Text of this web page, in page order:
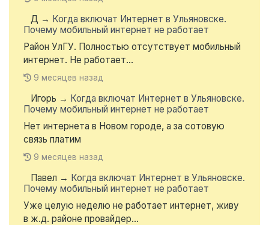
Д → Когда включат Интернет в Ульяновске.
Почему мобильный интернет не работает
Район УлГУ. Полностью отсутствует мобильный
интернет. Не работает...
9 месяцев назад
Игорь → Когда включат Интернет в Ульяновске.
Почему мобильный интернет не работает
Нет интернета в Новом городе, а за сотовую
связь платим
9 месяцев назад
Павел → Когда включат Интернет в Ульяновске.
Почему мобильный интернет не работает
Уже целую неделю не работает интернет, живу
в ж.д. районе провайдер...